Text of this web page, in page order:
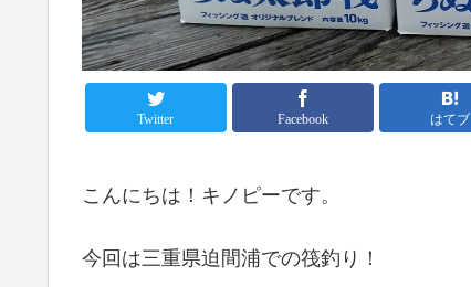
Twitter Facebook はてブ
こんにちは！キノピーです。
今回は三重県迫間浦での筏釣り！